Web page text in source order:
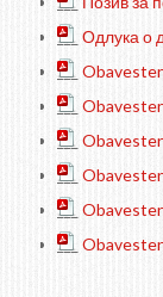
___ Одлука о
___
___
___
___
___
___